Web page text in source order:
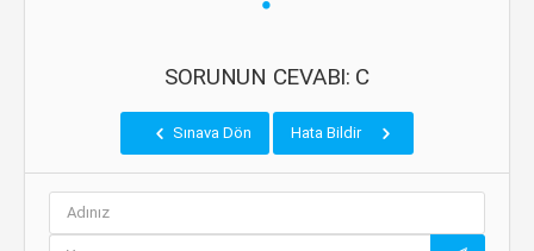
SORUNUN CEVABI: C
Sınava Dön Hata Bildir